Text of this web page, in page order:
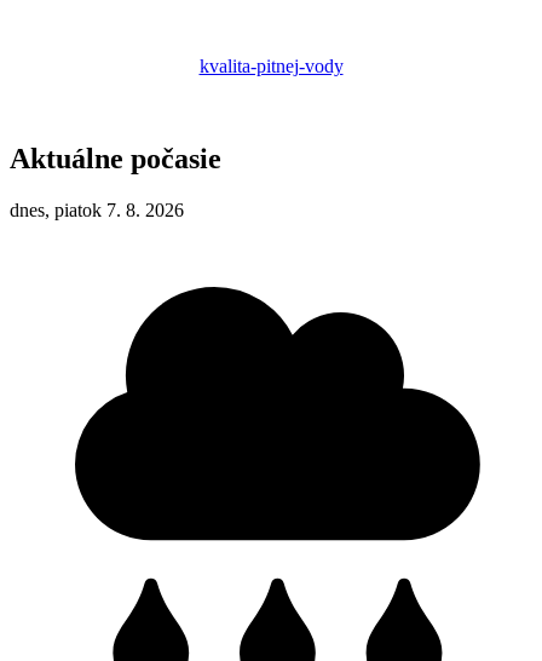
kvalita-pitnej-vody
Aktuálne počasie
dnes, piatok 7. 8. 2026